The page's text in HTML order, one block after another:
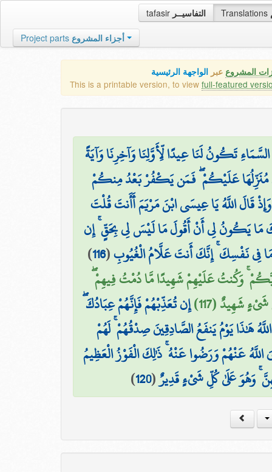
tafasir التفاسيــر Translations
Project parts أجزاء المشروع
المشروع عبر الواجهة الرئيسية
This is a printable version, to view full-featured
تَكُونُ لَنَا عِيدًا لِّأَوَّلِنَا وَآخِرِنَا وَآيَةً
مُنَزِّلُهَا عَلَيْكُمْ ۖ فَمَن يَكْفُرْ بَعْدُ مِنكُمْ
وَإِذْ قَالَ اللَّهُ يَا عِيسَى ابْنَ مَرْيَمَ أَأَنتَ قُلْتَ
مَا يَكُونُ لِي أَنْ أَقُولَ مَا لَيْسَ لِي بِحَقٍّ ۚ إِن
فِي نَفْسِكَ ۚ إِنَّكَ أَنتَ عَلَّامُ الْغُيُوبِ(
116
)
وَكُنتُ عَلَيْهِمْ شَهِيدًا مَّا دُمْتُ فِيهِمْ
شَهِيدٌ (117)
إِن تُعَذِّبْهُمْ فَإِنَّهُمْ عِبَادُكَ ۖ
هَٰذَا يَوْمُ يَنفَعُ الصَّادِقِينَ صِدْقُهُمْ ۚ لَهُمْ
عَنْهُمْ وَرَضُوا عَنْهُ ۚ ذَٰلِكَ الْفَوْزُ الْعَظِيمُ
وَهُوَ عَلَىٰ كُلِّ شَيْءٍ قَدِيرٌ(
120
)